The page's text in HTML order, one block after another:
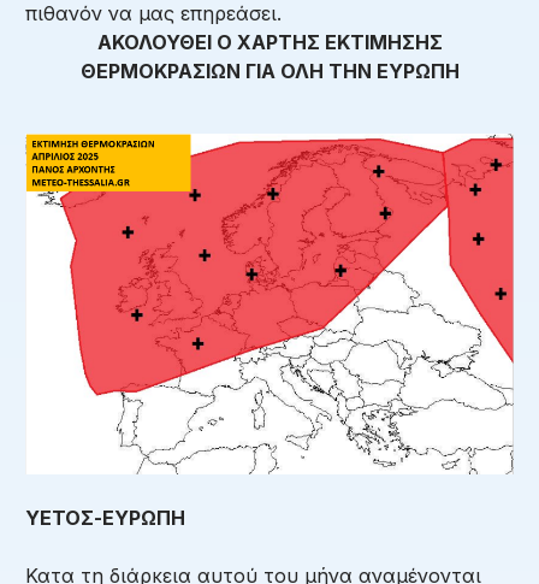
πιθανόν να μας επηρεάσει.
ΑΚΟΛΟΥΘΕΙ Ο ΧΑΡΤΗΣ ΕΚΤΙΜΗΣΗΣ
ΘΕΡΜΟΚΡΑΣΙΩΝ ΓΙΑ ΟΛΗ ΤΗΝ ΕΥΡΩΠΗ
ΥΕΤΟΣ-ΕΥΡΩΠΗ
Κατα τη διάρκεια αυτού του μήνα αναμένονται